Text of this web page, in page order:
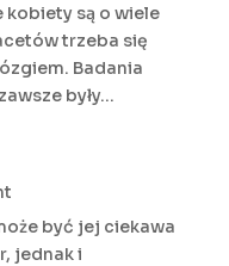
kobiety są o wiele
trzeba się
Badania
były...
być jej ciekawa
jednak i